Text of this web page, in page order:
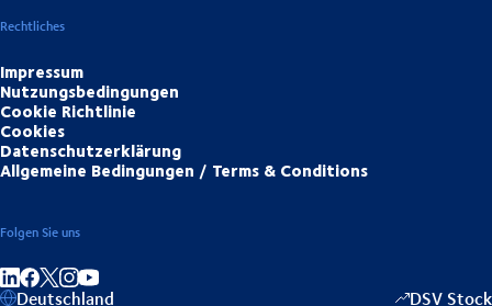
Rechtliches
Impressum
Nutzungsbedingungen
Cookie Richtlinie
Cookies
Datenschutzerklärung
Allgemeine Bedingungen / Terms & Conditions
Folgen Sie uns
Auf LinkedIn teilen
Auf Facebook teilen
Auf Instagram teilen
Auf YouTube teilen
Deutschland DSV Stock